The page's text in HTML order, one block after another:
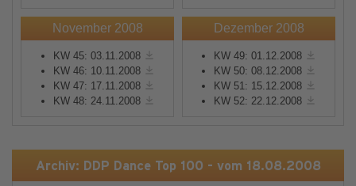
November 2008
KW 45: 03.11.2008
KW 46: 10.11.2008
KW 47: 17.11.2008
KW 48: 24.11.2008
Dezember 2008
KW 49: 01.12.2008
KW 50: 08.12.2008
KW 51: 15.12.2008
KW 52: 22.12.2008
Archiv: DDP Dance Top 100 - vom 18.08.2008